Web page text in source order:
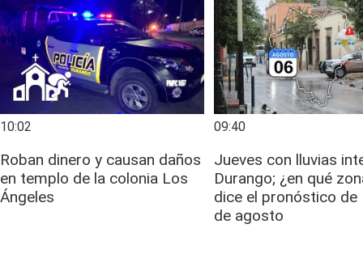
10:02
Roban dinero y causan daños
en templo de la colonia Los
Ángeles
09:40
Jueves con lluvias
Durango; ¿en qué
dice el pronóstico de
de agosto